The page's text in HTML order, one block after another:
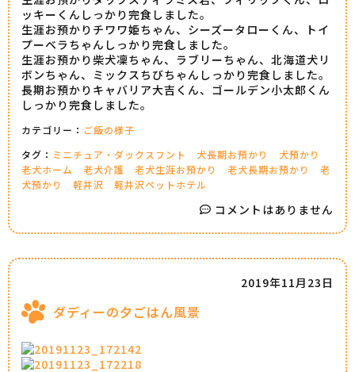
ッキーくんしっかり完食しました。
生涯お預かりチワワ姫ちゃん、シーズータローくん、トイ
プーベラちゃんしっかり完食しました。
生涯お預かり柴犬凜ちゃん、ラブリーちゃん、北海道犬リ
ボンちゃん、ミックスちびちゃんしっかり完食しました。
長期お預かりキャバリア大吉くん、ゴールデン小太郎くん
しっかり完食しました。
カテゴリー： ご飯の様子
タグ： ミニチュア・ダックスフント 犬長期お預かり
犬預かり
老犬ホーム
老犬介護 老犬生涯お預かり 老犬長期お預かり
老
犬預かり
軽井沢 軽井沢ペットホテル
コメントはありません
ダディーの夕ごはん風景
2019年11月23日